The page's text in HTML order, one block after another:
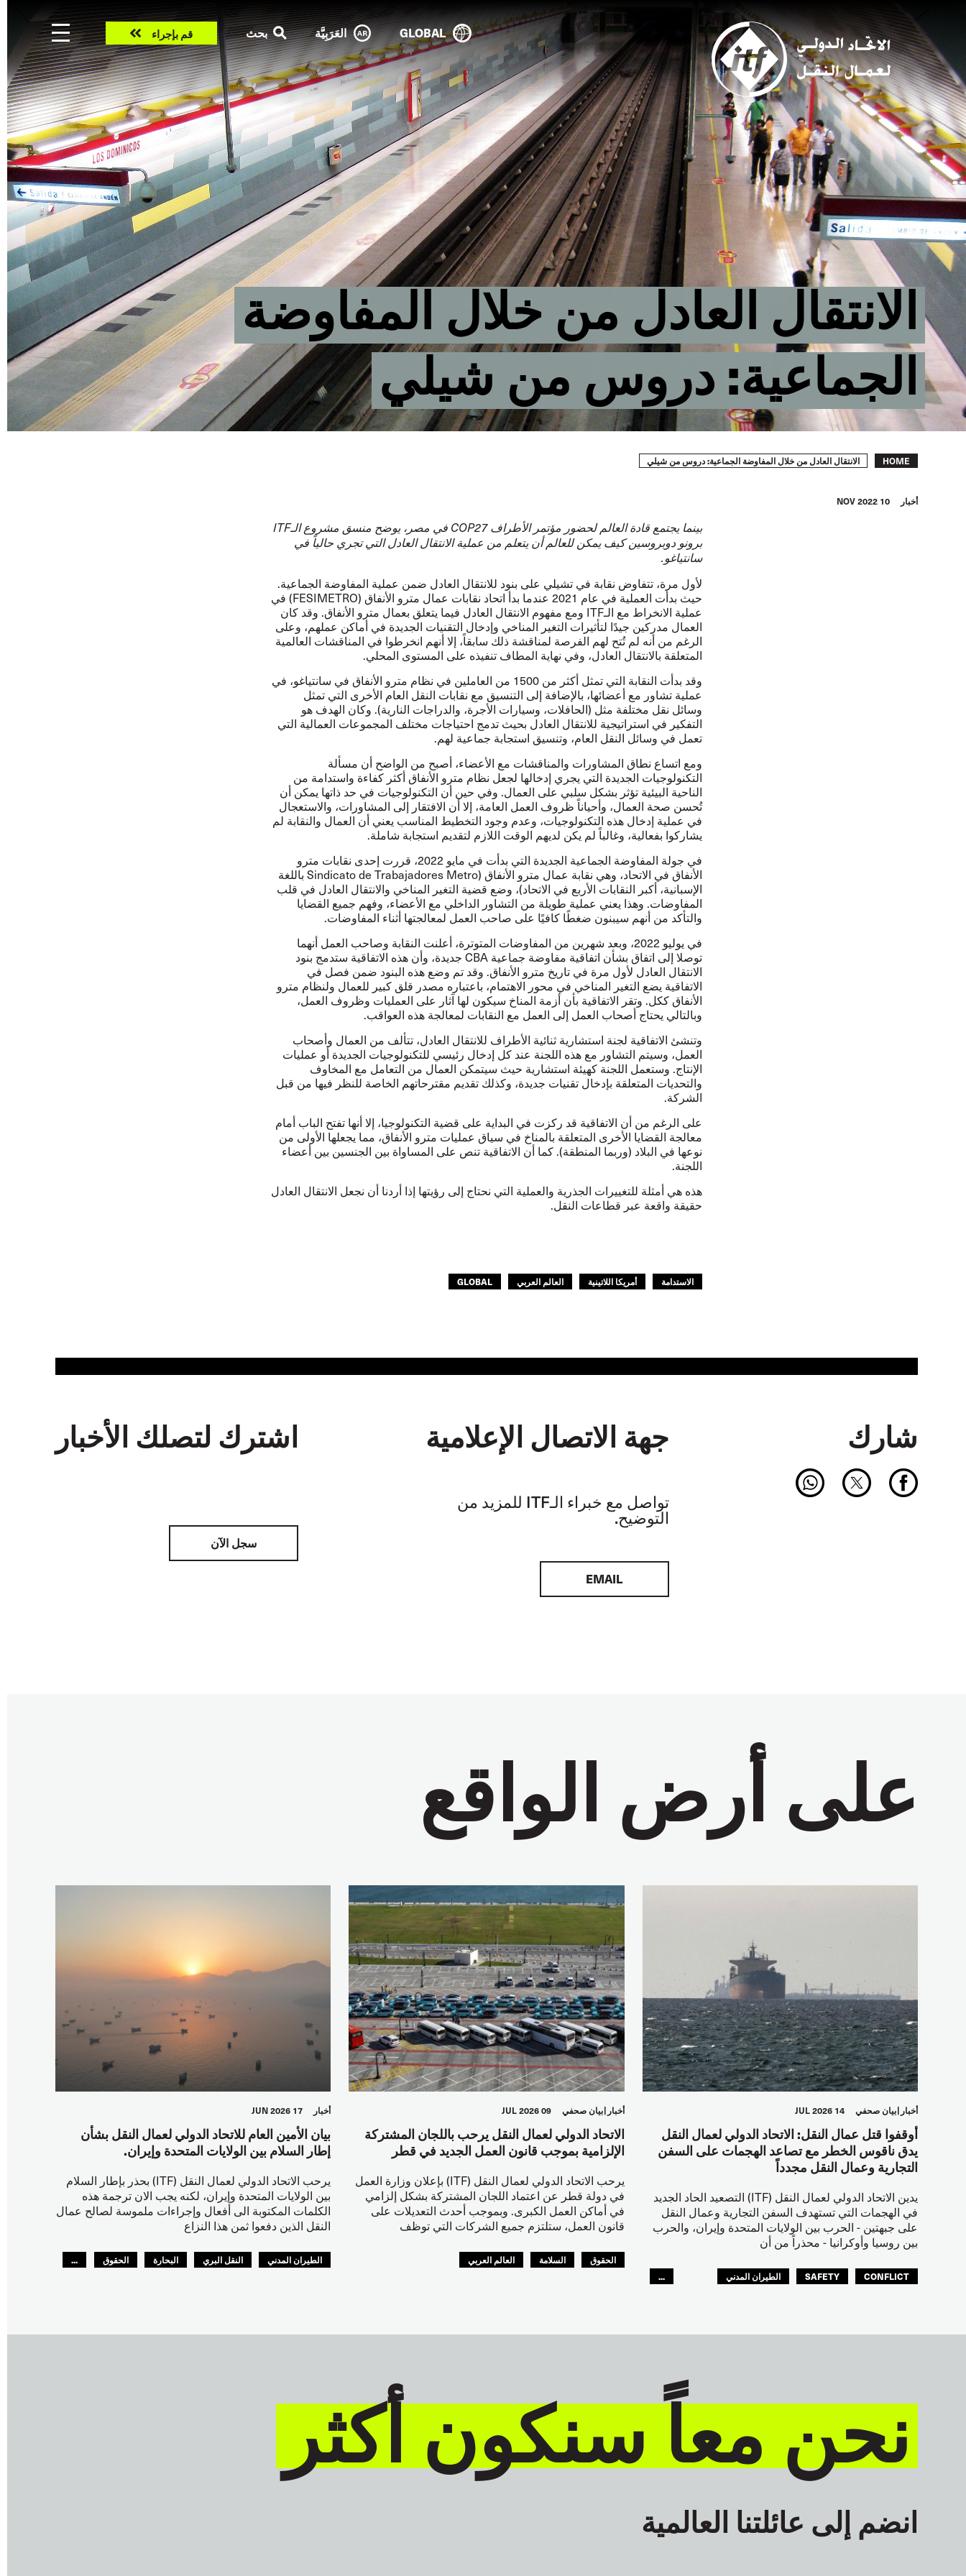
content
الانتقال العادل من خلال المفاوضة
الجماعية: دروس من شيلي
GLOBAL العَرَبِيَّة بحث
Take
action
قم بإجراء
Breadcrumb
HOME الانتقال العادل من خلال المفاوضة الجماعية: دروس من شيلي
أخبار 10 NOV 2022
بينما يجتمع قادة العالم لحضور مؤتمر الأطرافCOP27 في مصر، يوضح منسق مشروع الـITF
برونو دوبروسين كيف يمكن للعالم أن يتعلم من عملية الانتقال العادل التي تجري حالياً في
سانتياغو.
لأول مرة، تتفاوض نقابة في تشيلي على بنود للانتقال العادل ضمن عملية المفاوضة الجماعية.
حيث بدأت العملية في عام 2021 عندما بدأ اتحاد نقابات عمال مترو الأنفاق (FESIMETRO) في
عملية الانخراط مع الـITF ومع مفهوم الانتقال العادل فيما يتعلق بعمال مترو الأنفاق. وقد كان
العمال مدركين جيدًا لتأثيرات التغير المناخي وإدخال التقنيات الجديدة في أماكن عملهم، وعلى
الرغم من أنه لم تُتح لهم الفرصة لمناقشة ذلك سابقاً، إلا أنهم انخرطوا في المناقشات العالمية
المتعلقة بالانتقال العادل، وفي نهاية المطاف تنفيذه على المستوى المحلي.
وقد بدأت النقابة التي تمثل أكثر من 1500 من العاملين في نظام مترو الأنفاق في سانتياغو، في
عملية تشاور مع أعضائها، بالإضافة إلى التنسيق مع نقابات النقل العام الأخرى التي تمثل
وسائل نقل مختلفة مثل (الحافلات، وسيارات الأجرة، والدراجات النارية). وكان الهدف هو
التفكير في استراتيجية للانتقال العادل بحيث تدمج احتياجات مختلف المجموعات العمالية التي
تعمل في وسائل النقل العام، وتنسيق استجابة جماعية لهم.
ومع اتساع نطاق المشاورات والمناقشات مع الأعضاء، أصبح من الواضح أن مسألة
التكنولوجيات الجديدة التي يجري إدخالها لجعل نظام مترو الأنفاق أكثر كفاءة واستدامة من
الناحية البيئية تؤثر بشكل سلبي على العمال. وفي حين أن التكنولوجيات في حد ذاتها يمكن أن
تُحسن صحة العمال، وأحياناً ظروف العمل العامة، إلا أن الافتقار إلى المشاورات، والاستعجال
في عملية إدخال هذه التكنولوجيات، وعدم وجود التخطيط المناسب يعني أن العمال والنقابة لم
يشاركوا بفعالية، وغالباً لم يكن لديهم الوقت اللازم لتقديم استجابة شاملة.
في جولة المفاوضة الجماعية الجديدة التي بدأت في مايو 2022، قررت إحدى نقابات مترو
الأنفاق في الاتحاد، وهي نقابة عمال مترو الأنفاق (Sindicato de Trabajadores Metro باللغة
الإسبانية، أكبر النقابات الأربع في الاتحاد)، وضع قضية التغير المناخي والانتقال العادل في قلب
المفاوضات. وهذا يعني عملية طويلة من التشاور الداخلي مع الأعضاء، وفهم جميع القضايا
والتأكد من أنهم سيبنون ضغطًا كافيًا على صاحب العمل لمعالجتها أثناء المفاوضات.
في يوليو 2022، وبعد شهرين من المفاوضات المتوترة، أعلنت النقابة وصاحب العمل أنهما
توصلا إلى اتفاق بشأن اتفاقية مفاوضة جماعية CBA جديدة، وأن هذه الاتفاقية ستدمج بنود
الانتقال العادل لأول مرة في تاريخ مترو الأنفاق. وقد تم وضع هذه البنود ضمن فصل في
الاتفاقية يضع التغير المناخي في محور الاهتمام، باعتباره مصدر قلق كبير للعمال ولنظام مترو
الأنفاق ككل. وتقر الاتفاقية بأن أزمة المناخ سيكون لها آثار على العمليات وظروف العمل،
وبالتالي يحتاج أصحاب العمل إلى العمل مع النقابات لمعالجة هذه العواقب.
وتنشئ الاتفاقية لجنة استشارية ثنائية الأطراف للانتقال العادل، تتألف من العمال وأصحاب
العمل، وسيتم التشاور مع هذه اللجنة عند كل إدخال رئيسي للتكنولوجيات الجديدة أو عمليات
الإنتاج. وستعمل اللجنة كهيئة استشارية حيث سيتمكن العمال من التعامل مع المخاوف
والتحديات المتعلقة بإدخال تقنيات جديدة، وكذلك تقديم مقترحاتهم الخاصة للنظر فيها من قبل
الشركة.
على الرغم من أن الاتفاقية قد ركزت في البداية على قضية التكنولوجيا، إلا أنها تفتح الباب أمام
معالجة القضايا الأخرى المتعلقة بالمناخ في سياق عمليات مترو الأنفاق، مما يجعلها الأولى من
نوعها في البلاد (وربما المنطقة). كما أن الاتفاقية تنص على المساواة بين الجنسين بين أعضاء
اللجنة.
هذه هي أمثلة للتغييرات الجذرية والعملية التي نحتاج إلى رؤيتها إذا أردنا أن نجعل الانتقال العادل
حقيقة واقعة عبر قطاعات النقل.
الاستدامة أمريكا اللاتينية العالم العربي GLOBAL
شارك جهة الاتصال الإعلامية
تواصل مع خبراء الـITF للمزيد من
التوضيح.
EMAIL
اشترك لتصلك الأخبار
سجل الآن
على أرض الواقع
أخبار بيان صحفي 14 JUL 2026
أوقفوا قتل عمال النقل: الاتحاد الدولي لعمال النقل
يدق ناقوس الخطر مع تصاعد الهجمات على السفن
التجارية وعمال النقل مجدداً
يدين الاتحاد الدولي لعمال النقل (ITF) التصعيد الحاد الجديد
في الهجمات التي تستهدف السفن التجارية وعمال النقل
على جبهتين - الحرب بين الولايات المتحدة وإيران، والحرب
بين روسيا وأوكرانيا - محذراً من أن
CONFLICT
SAFETY
الطيران المدني
...
أخبار بيان صحفي 09 JUL 2026
الاتحاد الدولي لعمال النقل يرحب باللجان المشتركة
الإلزامية بموجب قانون العمل الجديد في قطر
يرحب الاتحاد الدولي لعمال النقل (ITF) بإعلان وزارة العمل
في دولة قطر عن اعتماد اللجان المشتركة بشكل إلزامي
في أماكن العمل الكبرى. وبموجب أحدث التعديلات على
قانون العمل، ستلتزم جميع الشركات التي توظف
الحقوق السلامة العالم العربي
أخبار 17 JUN 2026
بيان الأمين العام للاتحاد الدولي لعمال النقل بشأن
إطار السلام بين الولايات المتحدة وإيران.
يرحب الاتحاد الدولي لعمال النقل (ITF) بحذر بإطار السلام
بين الولايات المتحدة وإيران، لكنه يجب الان ترجمة هذه
الكلمات المكتوبة الى أفعال وإجراءات ملموسة لصالح عمال
النقل الذين دفعوا ثمن هذا النزاع
الطيران المدني النقل البري البحارة
الحقوق
...
نحن معاً سنكون أكثر
انضم إلى عائلتنا العالمية